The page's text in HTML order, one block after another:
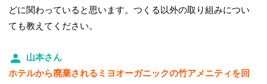
どに関わっていると思います。つくる以外の取り組みについ
ても教えてください。
山本さん
ホテルから廃棄されるミヨオーガニックの竹アメニティを回